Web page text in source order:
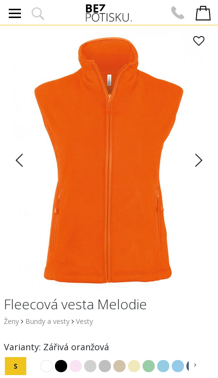
Fleecová vesta Melodie
Ženy Bundy a vesty Vesty
Varianty: Zářivá oranžová
S